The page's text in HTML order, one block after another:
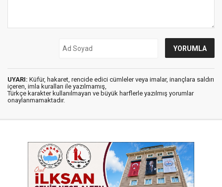
UYARI: Küfür, hakaret, rencide edici cümleler veya imalar, inançlara saldırı
içeren, imla kuralları ile yazılmamış,
Türkçe karakter kullanılmayan ve büyük harflerle yazılmış yorumlar
onaylanmamaktadır.